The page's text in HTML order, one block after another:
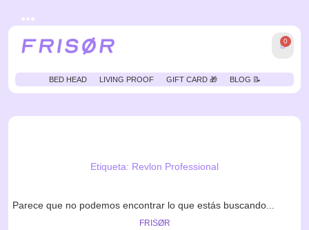
●●●
0
BED HEAD LIVING PROOF GIFT CARD 🎁 BLOG 📝
Etiqueta: Revlon Professional
Parece que no podemos encontrar lo que estás buscando...
FRISØR